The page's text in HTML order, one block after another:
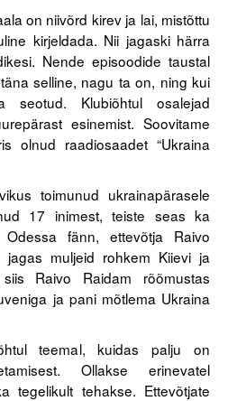
on niivõrd kirev ja lai, mistõttu
kirjeldada. Nii jagaski härra
Nende episoodide taustal
selline, nagu ta on, ning kui
Klubiõhtul osalejad
esinemist. Soovitame
olnud raadiosaadet “Ukraina
toimunud ukrainapärasele
17 inimest, teiste seas ka
fänn, ettevõtja Raivo
muljeid rohkem Kiievi ja
Raivo Raidam rõõmustas
ja pani mõtlema Ukraina
teemal, kuidas palju on
Ollakse erinevatel
tegelikult tehakse. Ettevõtjate